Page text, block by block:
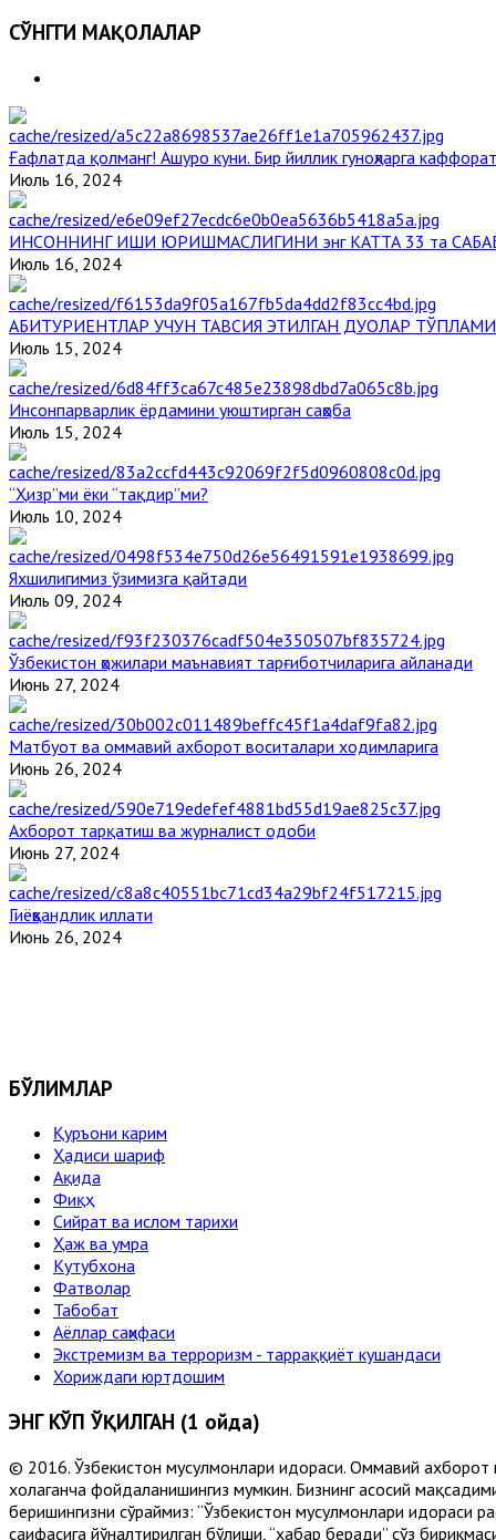
СЎНГГИ МАҚОЛАЛАР
Ғафлатда қолманг! Ашуро куни. Бир йиллик гуноҳларга
Июль 16, 2024
ИНСОННИНГ ИШИ ЮРИШМАСЛИГИНИ энг КАТТА 33 та
Июль 16, 2024
АБИТУРИЕНТЛАР УЧУН ТАВСИЯ ЭТИЛГАН ДУОЛАР ТЎПЛАМИ
Июль 15, 2024
Инсонпарварлик ёрдамини уюштирган саҳоба
Июль 15, 2024
“Ҳизр”ми ёки “тақдир”ми?
Июль 10, 2024
Яхшилигимиз ўзимизга қайтади
Июль 09, 2024
Ўзбекистон ҳожилари маънавият тарғиботчиларига айланади
Июнь 27, 2024
Матбуот ва оммавий ахборот воситалари ходимларига
Июнь 26, 2024
Ахборот тарқатиш ва журналист одоби
Июнь 27, 2024
Гиёҳвандлик иллати
Июнь 26, 2024
БЎЛИМЛАР
Қуръони карим
Ҳадиси шариф
Ақида
Фиқҳ
Сийрат ва ислом тарихи
Ҳаж ва умра
Кутубхона
Фатволар
Табобат
Аёллар саҳифаси
Экстремизм ва терроризм - тарраққиёт кушандаси
Хориждаги юртдошим
ЭНГ КЎП ЎҚИЛГАН (1 ойда)
© 2016. Ўзбекистон мусулмонлари идораси. Оммавий ахборот
хоҳлаганча фойдаланишингиз мумкин. Бизнинг асосий
беришингизни сўраймиз: “Ўзбекистон мусулмонлари идораси
саҳифасига йўналтирилган бўлиши, “хабар беради” сўз